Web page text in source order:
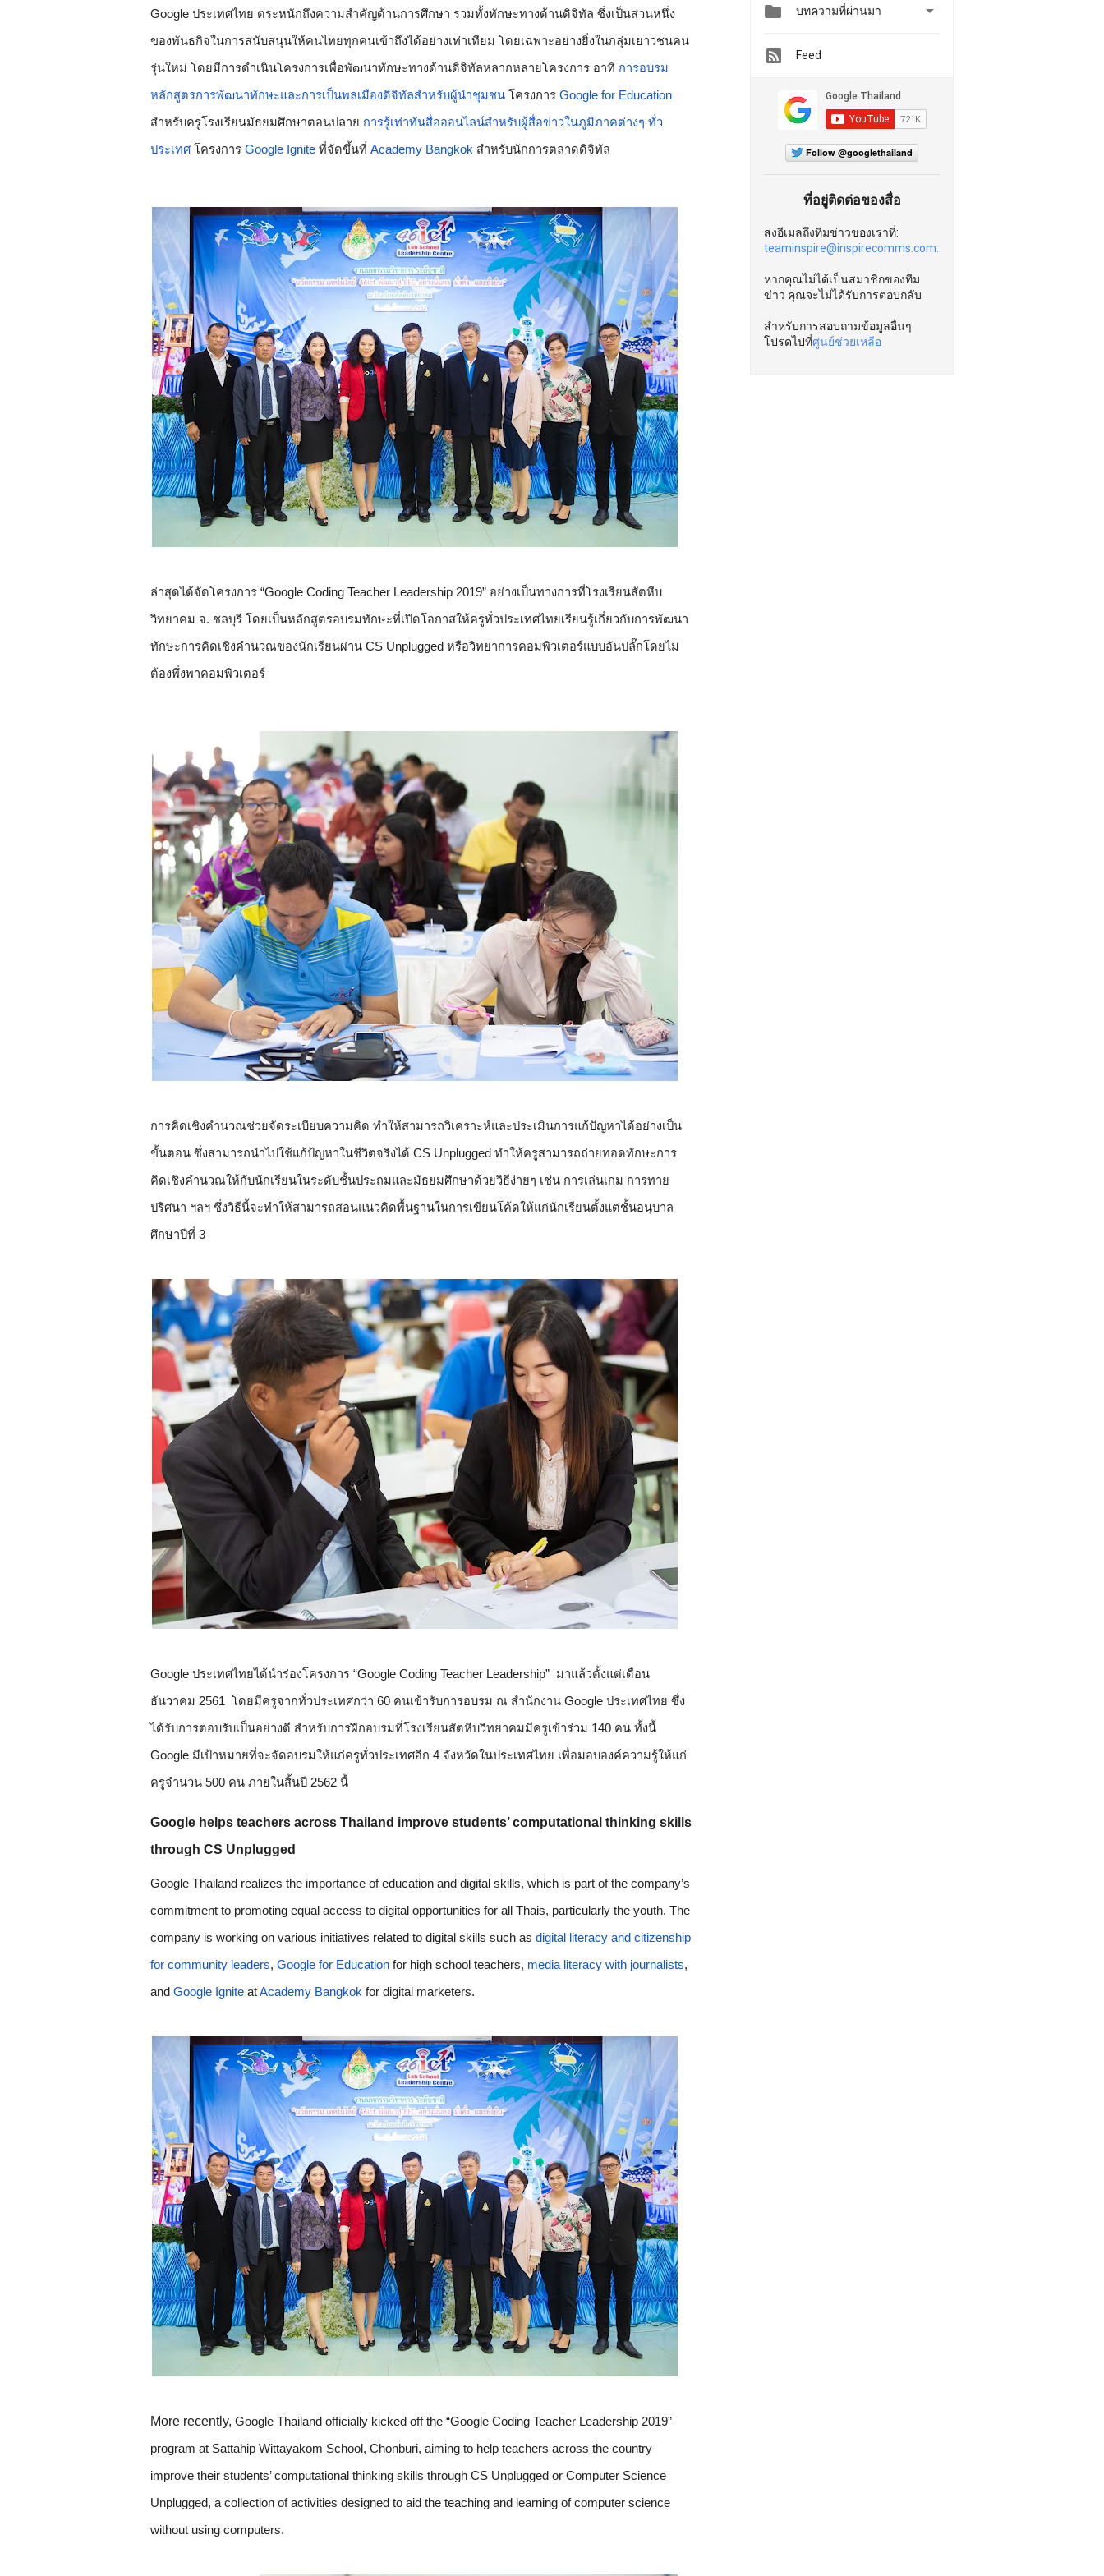
Google ประเทศไทย ตระหนักถึงความสำคัญด้านการศึกษา รวมทั้งทักษะทางด้านดิจิทัล ซึ่งเป็นส่วนหนึ่ง
ของพันธกิจในการสนับสนุนให้คนไทยทุกคนเข้าถึงได้อย่างเท่าเทียม โดยเฉพาะอย่างยิ่งในกลุ่มเยาวชนคน
รุ่นใหม่ โดยมีการดำเนินโครงการเพื่อพัฒนาทักษะทางด้านดิจิทัลหลากหลายโครงการ อาทิ การอบรม
หลักสูตรการพัฒนาทักษะและการเป็นพลเมืองดิจิทัลสำหรับผู้นำชุมชน โครงการ Google for Education
สำหรับครูโรงเรียนมัธยมศึกษาตอนปลาย การรู้เท่าทันสื่อออนไลน์สำหรับผู้สื่อข่าวในภูมิภาคต่างๆ ทั่ว
ประเทศ โครงการ Google Ignite ที่จัดขึ้นที่ Academy Bangkok สำหรับนักการตลาดดิจิทัล
ล่าสุดได้จัดโครงการ “Google Coding Teacher Leadership 2019” อย่างเป็นทางการที่โรงเรียนสัตหีบ
วิทยาคม จ. ชลบุรี โดยเป็นหลักสูตรอบรมทักษะที่เปิดโอกาสให้ครูทั่วประเทศไทยเรียนรู้เกี่ยวกับการพัฒนา
ทักษะการคิดเชิงคำนวณของนักเรียนผ่าน CS Unplugged หรือวิทยาการคอมพิวเตอร์แบบอันปลั๊กโดยไม่
ต้องพึ่งพาคอมพิวเตอร์
การคิดเชิงคำนวณช่วยจัดระเบียบความคิด ทำให้สามารถวิเคราะห์และประเมินการแก้ปัญหาได้อย่างเป็น
ขั้นตอน ซึ่งสามารถนำไปใช้แก้ป้ญหาในชีวิตจริงได้ CS Unplugged ทำให้ครูสามารถถ่ายทอดทักษะการ
คิดเชิงคำนวณให้กับนักเรียนในระดับชั้นประถมและมัธยมศึกษาด้วยวิธีง่ายๆ เช่น การเล่นเกม การทาย
ปริศนา ฯลฯ ซึ่งวิธีนี้จะทำให้สามารถสอนแนวคิดพื้นฐานในการเขียนโค้ดให้แก่นักเรียนตั้งแต่ชั้นอนุบาล
ศึกษาปีที่ 3
Google ประเทศไทยได้นำร่องโครงการ “Google Coding Teacher Leadership”  มาแล้วตั้งแต่เดือน
ธันวาคม 2561  โดยมีครูจากทั่วประเทศกว่า 60 คนเข้ารับการอบรม ณ สำนักงาน Google ประเทศไทย ซึ่ง
ได้รับการตอบรับเป็นอย่างดี สำหรับการฝึกอบรมที่โรงเรียนสัตหีบวิทยาคมมีครูเข้าร่วม 140 คน ทั้งนี้
Google มีเป้าหมายที่จะจัดอบรมให้แก่ครูทั่วประเทศอีก 4 จังหวัดในประเทศไทย เพื่อมอบองค์ความรู้ให้แก่
ครูจำนวน 500 คน ภายในสิ้นปี 2562 นี้
Google helps teachers across Thailand improve students’ computational thinking skills
through CS Unplugged
Google Thailand realizes the importance of education and digital skills, which is part of the company’s
commitment to promoting equal access to digital opportunities for all Thais, particularly the youth. The
company is working on various initiatives related to digital skills such as digital literacy and citizenship
for community leaders, Google for Education for high school teachers, media literacy with journalists,
and Google Ignite at Academy Bangkok for digital marketers.
More recently, Google Thailand officially kicked off the “Google Coding Teacher Leadership 2019”
program at Sattahip Wittayakom School, Chonburi, aiming to help teachers across the country
improve their students’ computational thinking skills through CS Unplugged or Computer Science
Unplugged, a collection of activities designed to aid the teaching and learning of computer science
without using computers.
 บทความที่ผ่านมา 
Feed
Follow @googlethailand
ที่อยู่ติดต่อของสื่อ
ส่งอีเมลถึงทีมข่าวของเราที่:
teaminspire@inspirecomms.com.
หากคุณไม่ได้เป็นสมาชิกของทีม
ข่าว คุณจะไม่ได้รับการตอบกลับ
สำหรับการสอบถามข้อมูลอื่นๆ
โปรดไปที่ศูนย์ช่วยเหลือ